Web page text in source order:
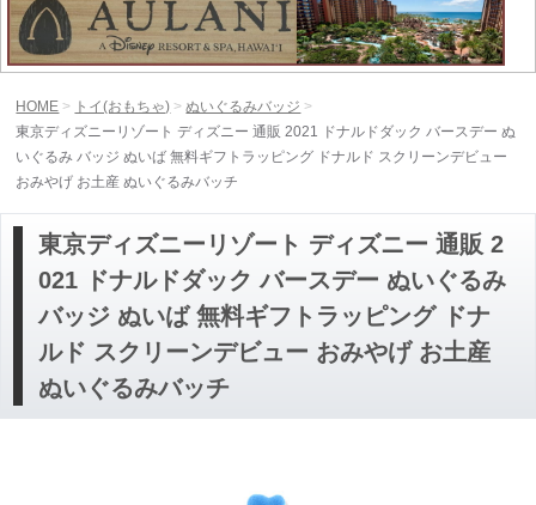
HOME トイ(おもちゃ)
ぬいぐるみバッジ
東京ディズニーリゾート ディズニー 通販 2021 ドナルドダック バースデー ぬ
いぐるみ バッジ ぬいば 無料ギフトラッピング ドナルド スクリーンデビュー
おみやげ お土産 ぬいぐるみバッチ
東京ディズニーリゾート ディズニー 通販 2
021 ドナルドダック バースデー ぬいぐるみ
バッジ ぬいば 無料ギフトラッピング ドナ
ルド スクリーンデビュー おみやげ お土産
ぬいぐるみバッチ